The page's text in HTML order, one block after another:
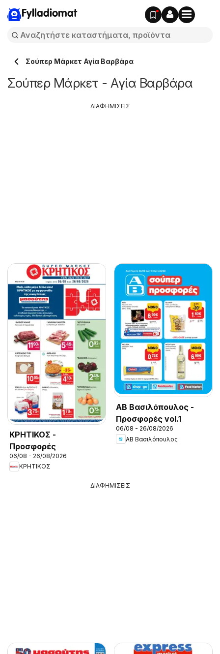
Fylladiomat
Σούπερ Μάρκετ Αγία Βαρβάρα
Σούπερ Μάρκετ - Αγία Βαρβάρα
ΚΡΗΤΙΚΟΣ -
Προσφορές
06/08 - 26/08/2026
ΚΡΗΤΙΚΟΣ
ΑΒ Βασιλόπουλος -
Προσφορές vol.1
06/08 - 26/08/2026
ΑΒ Βασιλόπουλος
ΔΙΑΦΗΜΙΣΕΙΣ
ΔΙΑΦΗΜΙΣΕΙΣ